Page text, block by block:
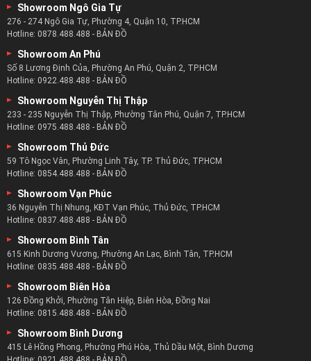
Showroom Ngô Gia Tự
276 - 274 Ngô Gia Tự, Phường 4, Quận 10, TP.HCM
Hotline: 0878.488.488 - BẢN ĐỒ
Showroom An Phú
Số 8 Lương Định Của, Phường An Phú, Quận 2, TP.HCM
Hotline: 0922.488.488 - BẢN ĐỒ
Showroom Nguyễn Thị Thập
233 - 235 Nguyễn Thị Thập, Phường Tân Phú, Quận 7, TP.HCM
Hotline: 0975.488.488 - BẢN ĐỒ
Showroom Thủ Đức
59 Tô Ngọc Vân, Phường Linh Tây, TP. Thủ Đức, TP.HCM
Hotline: 0854.488.488 - BẢN ĐỒ
Showroom Vạn Phúc
36 Nguyễn Thị Nhung, KĐT Vạn Phúc, Thủ Đức, TP.HCM
Hotline: 0837.488.488 - BẢN ĐỒ
Showroom Bình Tân
615 Kinh Dương Vương, Phường An Lạc, Bình Tân, TP.HCM
Hotline: 0835.488.488 - BẢN ĐỒ
Showroom Biên Hòa
126 Đồng Khởi, Phường Tân Hiệp, Biên Hòa, Đồng Nai
Hotline: 0815.488.488 - BẢN ĐỒ
Showroom Bình Dương
415 Lê Hồng Phong, Phường Phú Hòa, Thủ Dầu Một, Bình Dương